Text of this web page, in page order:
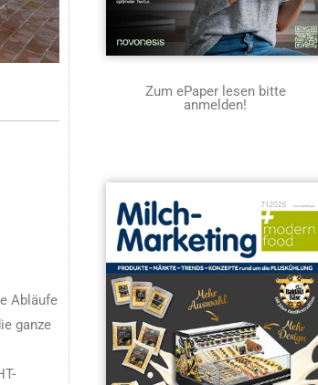
Abläufe
ganze
Zum ePaper lesen bitte
anmelden!